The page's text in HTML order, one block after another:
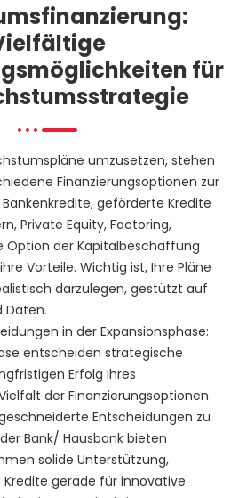
für
umzusetzen, stehen
Finanzierungsoptionen zur
geförderte Kredite
Private Equity, Factoring,
Option der Kapitalbeschaffung
Vorteile. Wichtig ist, Ihre Pläne
darzulegen, gestützt auf
Daten.
in der Expansionsphase:
entscheiden strategische
Erfolg Ihres
der Finanzierungsoptionen
Entscheidungen zu
Bank/ Hausbank bieten
solide Unterstützung,
gerade für innovative